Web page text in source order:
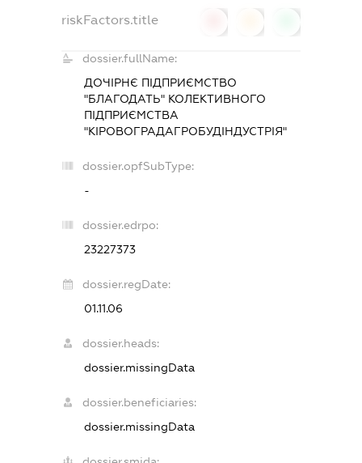
riskFactors.title
dossier.fullName:
ДОЧІРНЄ ПІДПРИЄМСТВО
"БЛАГОДАТЬ" КОЛЕКТИВНОГО
ПІДПРИЄМСТВА
"КІРОВОГРАДАГРОБУДІНДУСТРІЯ"
dossier.opfSubType:
-
dossier.edrpo:
23227373
dossier.regDate:
01.11.06
dossier.heads:
dossier.missingData
dossier.beneficiaries:
dossier.missingData